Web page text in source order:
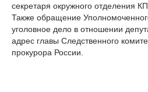
секретаря окружного отделения
Также обращение
уголовное дело в отношении
адрес главы Следственного
прокурора России.